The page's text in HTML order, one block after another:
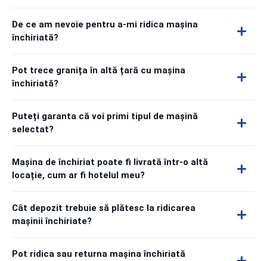
De ce am nevoie pentru a-mi ridica mașina
închiriată?
Pot trece granița în altă țară cu mașina
închiriată?
Puteți garanta că voi primi tipul de mașină
selectat?
Mașina de închiriat poate fi livrată într-o altă
locație, cum ar fi hotelul meu?
Cât depozit trebuie să plătesc la ridicarea
mașinii închiriate?
Pot ridica sau returna mașina închiriată